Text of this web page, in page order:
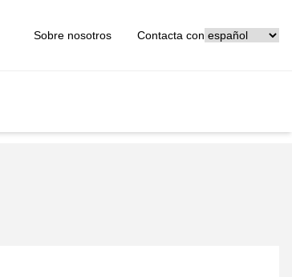
Sobre nosotros Contacta con